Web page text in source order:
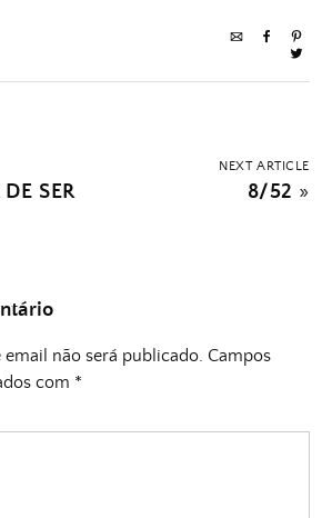
SER
NEXT ARTICLE
8/52 »
email não será publicado. Campos
com *